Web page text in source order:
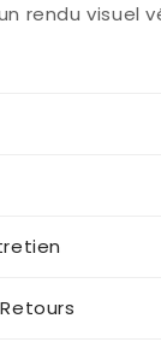
rendu visuel